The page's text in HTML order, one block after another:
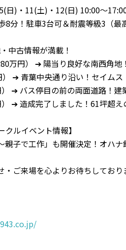
日)・11(土)・12(日) 10:00〜
8分！駐車3台可＆耐震等級3（
中古情報が満載！
万円） ➔ 陽当り良好な南西角地
➔ 青葉中央通り沿い！セイムス
➔ バス停目の前の両面道路！
➔ 造成完了しました！61坪超
クルイベント情報】
子で工作」も開催決定！オハ
ご来場を心よりお待ちしており